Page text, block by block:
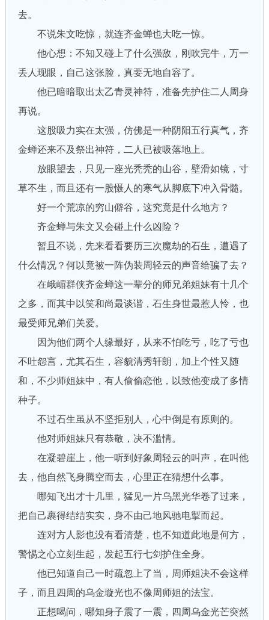
去。
不说朱文吃惊，就连齐金蝉也大吃一惊。
他心想：不知又碰上了什么强敌，刚吹完牛，万一
丢人现眼，自己这张脸，真要无地自容了。
他已暗暗取出太乙青灵神符，准备先护住二人周身
再说。
这股吸力实在太强，仿佛是一种阴阳五行真气，齐
金蝉还来不及祭出神符，二人已被吸落地上。
放眼望去，只见一座光秃秃的山谷，壁滑如镜，寸
草不生，而且还有一股慑人的寒气从脚底下冲入骨髓。
好一个荒凉的穷山僻谷，这究竟是什么地方？
齐金蝉与朱文又会碰上什么凶险？
暂且不说，先来看看要历三次魔劫的石生，遭遇了
什么情况？何以竟被一阵伪装周轻云的声音给骗了去？
在峨嵋群侠齐金蝉这一辈分的师兄弟姐妹有十几个
之多，而其中以笑和尚最谈谐，石生身世最惹人怜，也
最受师兄弟们关爱。
因为他们两个人缘最好，从来不怕吃亏，吃了亏也
不吐怨言，尤其石生，容貌清秀轩朗，加上个性又随
和，不少师姐妹中，有人偷偷恋他，以致他变成了多情
种子。
不过石生虽从不坚拒别人，心中倒是有原则的。
他对师姐妹只有恭敬，决不滥情。
在凝碧崖上，他一听到好象周轻云的叫声，在叫他
去，他自然飞身腾空而去，心里正在猜想什么事。
哪知飞出才十几里，猛见一片乌黑光华卷了过来，
把自己裹得结结实实，身不由己地风驰电掣而起。
连对方人影也没有看清楚，也不知道此地是何方，
警惕之心立刻生起，发起五行七剑护住全身。
他已知道自己一时疏忽上了当，周师姐决不会这样
子，而且四周的乌金璇光也不像周师姐的法宝。
正想喝问，哪知身子震了一震，四周乌金光芒突然